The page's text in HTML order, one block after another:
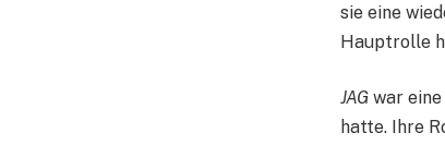
sie eine
Hauptrolle
JAG war
hatte. Ihre